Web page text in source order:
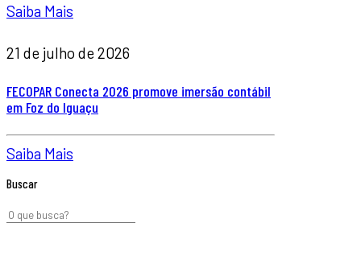
Saiba Mais
21 de julho de 2026
FECOPAR Conecta 2026 promove imersão contábil
em Foz do Iguaçu
Saiba Mais
Buscar